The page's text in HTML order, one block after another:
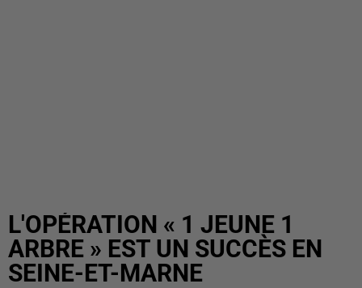
L'OPÉRATION « 1 JEUNE 1
ARBRE » EST UN SUCCÈS EN
SEINE-ET-MARNE